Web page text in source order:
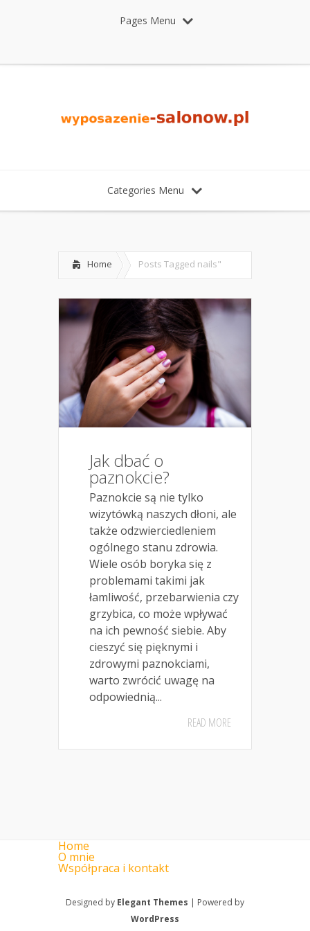
Pages Menu
Categories Menu
Home Posts Tagged nails"
Jak dbać o
paznokcie?
Paznokcie są nie tylko
wizytówką naszych dłoni, ale
także odzwierciedleniem
ogólnego stanu zdrowia.
Wiele osób boryka się z
problemami takimi jak
łamliwość, przebarwienia czy
grzybica, co może wpływać
na ich pewność siebie. Aby
cieszyć się pięknymi i
zdrowymi paznokciami,
warto zwrócić uwagę na
odpowiednią...
READ MORE
Home
O mnie
Współpraca i kontakt
Designed by Elegant Themes | Powered by
WordPress